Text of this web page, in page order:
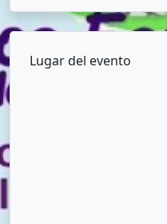
Lugar del evento